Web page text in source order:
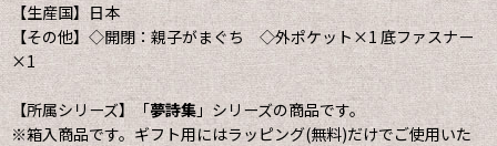
【生産国】日本
【その他】◇開閉：親子がまぐち ◇外ポケット×1 底ファスナー
×1
【所属シリーズ】「夢詩集 」シリーズの商品です。
※箱入商品です。ギフト用にはラッピング(無料)だけでご使用いた